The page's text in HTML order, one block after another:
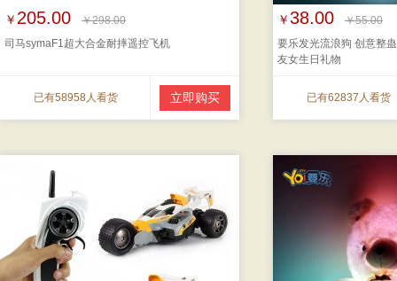
￥ 205.00
￥298.00
司马symaF1超大合金耐摔遥控飞机
已有58958人看货 立即购买
￥38.00
￥55.00
要乐发光流浪狗 创意整
友女生日礼物
已有62837人看货